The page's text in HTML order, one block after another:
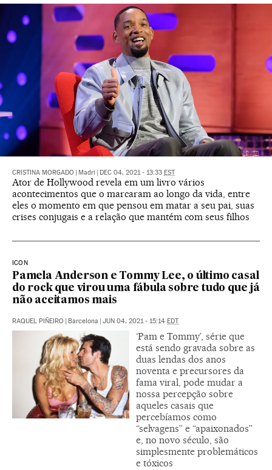
CRISTINA MORGADO Madri DEC 04, 2021 - 13:33 EST
Ator de Hollywood revela em um livro vários
acontecimentos que o marcaram ao longo da vida, entre
eles o momento em que pensou em matar a seu pai, suas
crises conjugais e a relação que mantém com seus filhos
ICON
Pamela Anderson e Tommy Lee, o último casal
do rock que virou uma fábula sobre tudo que já
não aceitamos mais
RAQUEL PIÑEIRO Barcelona JUN 04, 2021 - 15:14 EDT
‘Pam e Tommy’, série que
está sendo gravada sobre as
duas lendas dos anos
noventa e precursores da
fama viral, pode mudar a
nossa percepção sobre
aqueles casais que
percebíamos como
“selvagens” e “apaixonados”
e, no novo século, são
simplesmente problemáticos
e tóxicos